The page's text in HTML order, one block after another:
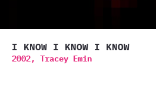
I KNOW I KNOW I KNOW
2002, Tracey Emin